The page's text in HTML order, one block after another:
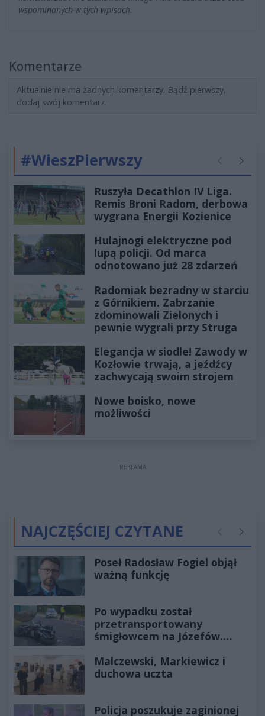
wspominanych w tych wpisach.
Komentarze
Aktualnie nie ma żadnych komentarzy. Bądź pierwszy,
dodaj swój komentarz.
#WieszPierwszy Poprzednie
Ruszyła Decathlon IV Liga.
Remis Broni Radom, derbowa
wygrana Energii Kozienice
Hulajnogi elektryczne pod
lupą policji. Od marca
odnotowano już 28 zdarzeń
Radomiak bezradny w starciu
z Górnikiem. Zabrzanie
zdominowali Zielonych i
pewnie wygrali przy Struga
Elegancja w siodle! Zawody w
Kozłowie trwają, a jeźdźcy
zachwycają swoim strojem
Nowe boisko, nowe
możliwości
REKLAMA
NAJCZĘŚCIEJ CZYTANE Poprzednie
Poseł Radosław Fogiel objął
ważną funkcję
Po wypadku został
przetransportowany
śmigłowcem na Józefów.
Malczewski, Markiewicz i
duchowa uczta
Policja poszukuje zaginionej